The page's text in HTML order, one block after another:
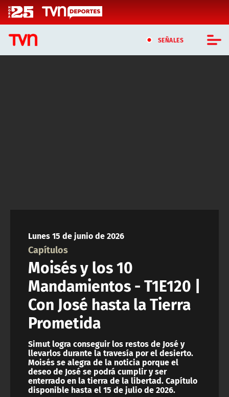
Click acá para ir directamente al contenido
SEÑALES
ACTUALIDAD Y TENDENCIAS
CORPORATIVO Y TRANSPARENCIA
CANAL DE DENUNCIAS
ÁREA DE PROYECTOS
Lunes 15 de junio de 2026
Capítulos
Moisés y los 10
Mandamientos - T1E120 |
Con José hasta la Tierra
Prometida
Simut logra conseguir los restos de José y
llevarlos durante la travesía por el desierto.
Moisés se alegra de la noticia porque el
deseo de José se podrá cumplir y ser
enterrado en la tierra de la libertad. Capítulo
disponible hasta el 15 de julio de 2026.